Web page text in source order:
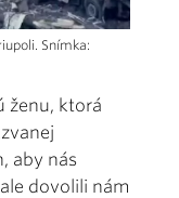
Snímka:
ženu, ktorá
aby nás
dovolili nám